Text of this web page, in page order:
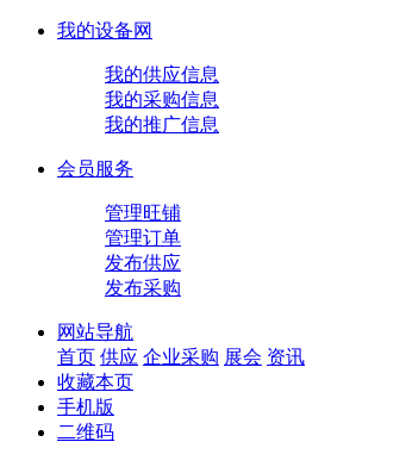
我的设备网
我的供应信息
我的采购信息
我的推广信息
会员服务
管理旺铺
管理订单
发布供应
发布采购
网站导航
首页 供应 企业采购 展会 资讯
收藏本页
手机版
二维码